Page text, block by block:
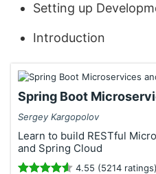
Setting up
Introduction
Spring Boot
Sergey Kargopolov
Learn to build RESTful
and Spring Cloud
4.55 (5214 ratings)